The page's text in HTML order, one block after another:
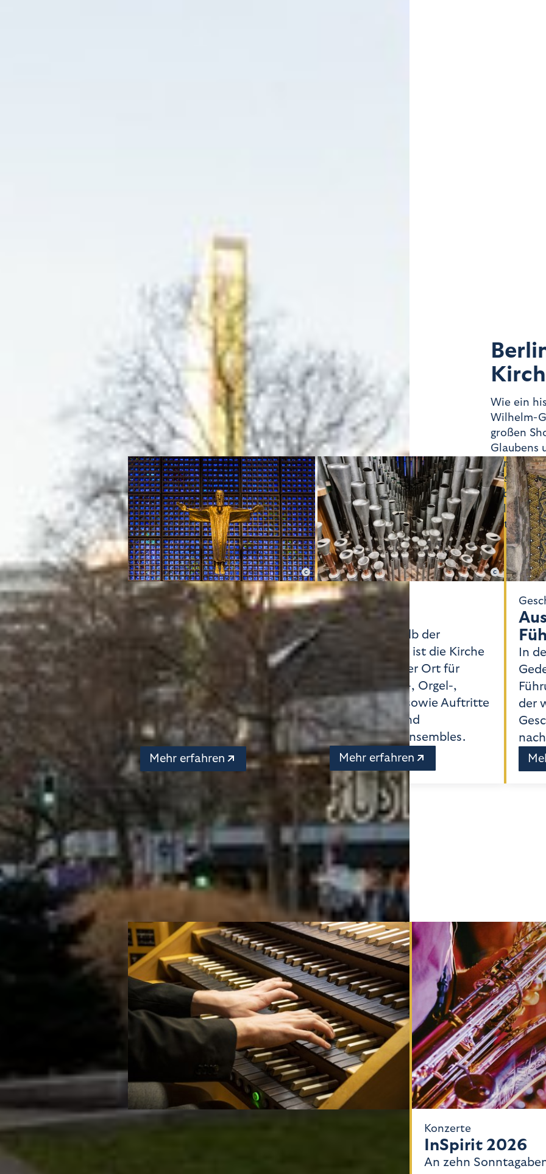
Wie ein
Wilhelm-
großen
Glaubens
Ensemble
Leben in
Ort der
Programm
Sebastian Rost
Glaube
Gottesdienste /
Andachten
Jede und jeder ist
willkommen: zum
Innehalten, zum Hören,
Beten und Singen, zum
Sprechen und gemeinsamen
Handeln.
Mehr erfahren
Musik
Konzerte
Auch außerhalb der
Gottesdienste ist die Kirche
ein einzigartiger Ort für
Musik: Klavier-, Orgel-,
Jazzkonzerte sowie Auftritte
von Chören und
Instrumentalensembles.
Mehr erfahren
In
der
Aktuelle Highlights
Konzerte
InSpirit 2026
An zehn